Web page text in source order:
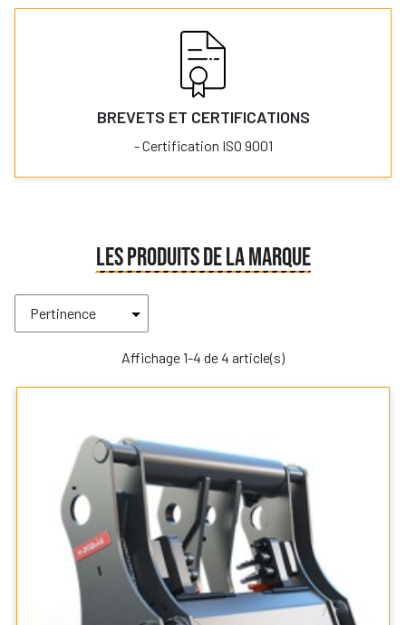
BREVETS ET CERTIFICATIONS
- Certification ISO 9001
LES PRODUITS DE LA MARQUE
Affichage 1-4 de 4 article(s)